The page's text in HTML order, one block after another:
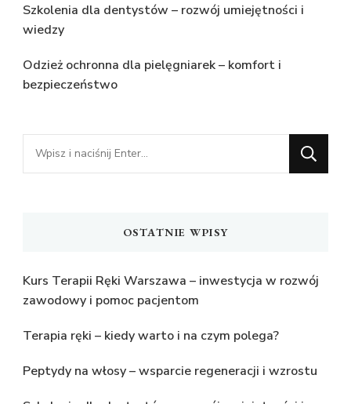
Szkolenia dla dentystów – rozwój umiejętności i
wiedzy
Odzież ochronna dla pielęgniarek – komfort i
bezpieczeństwo
Szukasz
czegoś?
OSTATNIE WPISY
Kurs Terapii Ręki Warszawa – inwestycja w rozwój
zawodowy i pomoc pacjentom
Terapia ręki – kiedy warto i na czym polega?
Peptydy na włosy – wsparcie regeneracji i wzrostu